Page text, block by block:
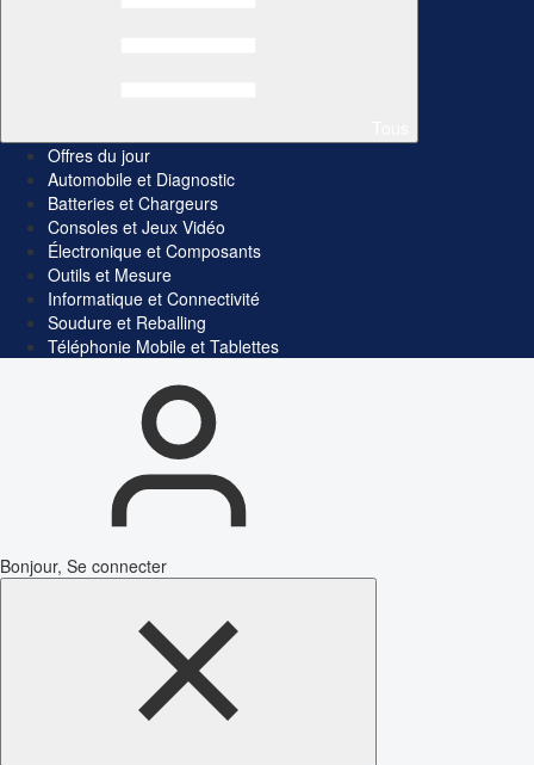
Offres du jour
Automobile et Diagnostic
Batteries et Chargeurs
Consoles et Jeux Vidéo
Électronique et Composants
Outils et Mesure
Informatique et Connectivité
Soudure et Reballing
Téléphonie Mobile et Tablettes
Bonjour, Se connecter